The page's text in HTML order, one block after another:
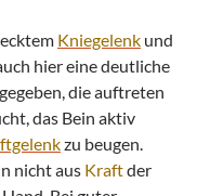
Kniegelenk und
hier eine deutliche
gegeben, die auftreten
das Bein aktiv
zu beugen.
nicht aus Kraftder